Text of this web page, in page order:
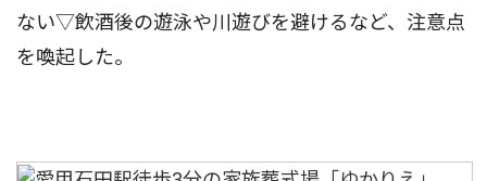
ない▽飲酒後の遊泳や川遊びを避けるなど、注意点
を喚起した。